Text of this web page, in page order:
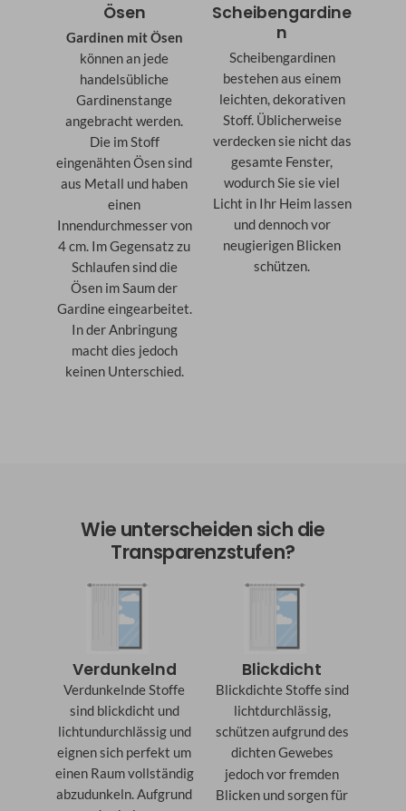
Ösen
Gardinen mit Ösen
können an jede
handelsübliche
Gardinenstange
angebracht werden.
Die im Stoff
eingenähten Ösen sind
aus Metall und haben
einen
Innendurchmesser von
4 cm. Im Gegensatz zu
Schlaufen sind die
Ösen im Saum der
Gardine eingearbeitet.
In der Anbringung
macht dies jedoch
keinen Unterschied.
Scheibengardine
n
Scheibengardinen
bestehen aus einem
leichten, dekorativen
Stoff. Üblicherweise
verdecken sie nicht das
gesamte Fenster,
wodurch Sie sie viel
Licht in Ihr Heim lassen
und dennoch vor
neugierigen Blicken
schützen.
Wie unterscheiden sich die
Transparenzstufen?
Verdunkelnd
Verdunkelnde Stoffe
sind blickdicht und
lichtundurchlässig und
eignen sich perfekt um
einen Raum vollständig
abzudunkeln. Aufgrund
Blickdicht
Blickdichte Stoffe sind
lichtdurchlässig,
schützen aufgrund des
dichten Gewebes
jedoch vor fremden
Blicken und sorgen für